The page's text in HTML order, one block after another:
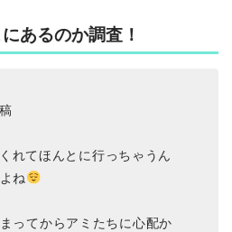
あるのか調査！
れてほんとに行っちゃうん
ね
ってからアミたちに心配か